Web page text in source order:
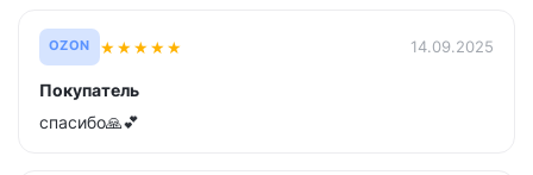
OZON ★★★★★ 14.09.2025
Покупатель
спасибо🙏💕